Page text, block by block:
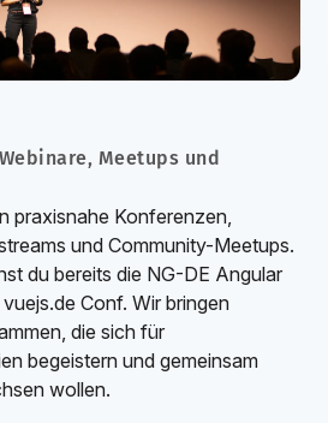
Meetups und
praxisnahe Konferenzen,
und Community-Meetups.
du bereits die NG-DE Angular
Conf. Wir bringen
die sich für
begeistern und gemeinsam
wollen.